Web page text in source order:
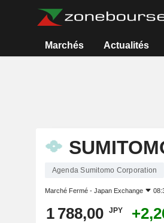
Marchés Actualités
Agenda Sumitomo Corporation
Marché Fermé - Japan Exchange
1 788,00 JPY